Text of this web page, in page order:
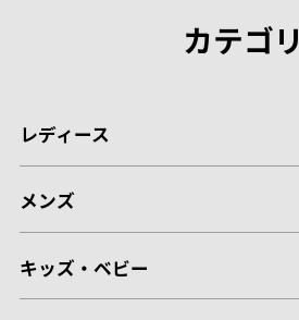
カテゴリ
レディース
メンズ
キッズ・ベビー